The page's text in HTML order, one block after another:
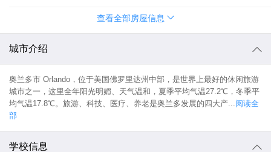
查看全部房屋信息
城市介绍
奥兰多市 Orlando，位于美国佛罗里达州中部，是世界上最好的休闲旅游
城市之一，这里全年阳光明媚、天气温和，夏季平均气温27.2℃，冬季平
均气温17.8℃。旅游、科技、医疗、养老是奥兰多发展的四大产...阅读全
部
学校信息